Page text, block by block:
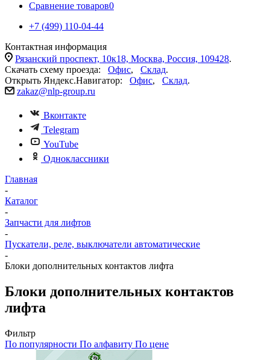
Сравнение товаров0
+7 (499) 110-04-44
Контактная информация
Рязанский проспект, 10к18, Москва, Россия, 109428.
Скачать схему проезда: Офис, Склад.
Открыть Яндекс.Навигатор: Офис, Склад.
zakaz@nlp-group.ru
Вконтакте
Telegram
YouTube
Одноклассники
Главная
-
Каталог
-
Запчасти для лифтов
-
Пускатели, реле, выключатели автоматические
-
Блоки дополнительных контактов лифта
Блоки дополнительных контактов
лифта
Фильтр
По популярности По алфавиту По цене